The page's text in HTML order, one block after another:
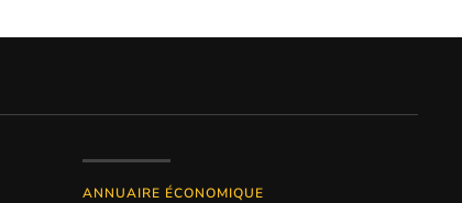
ANNUAIRE ÉCONOMIQUE